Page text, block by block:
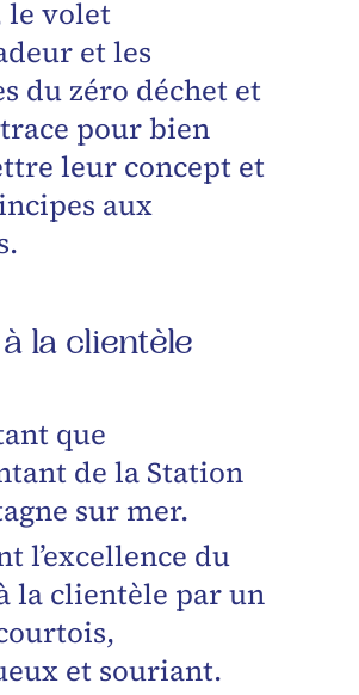
volet
et les
du zéro déchet et
pour bien
leur concept et
aux
la clientèle
que
de la Station
sur mer.
l’excellence du
la clientèle par un
et souriant.